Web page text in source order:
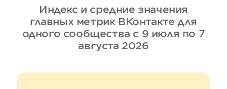
Индекс и средние значения
главных метрик ВКонтакте для
одного сообщества с 9 июля по 7
августа 2026